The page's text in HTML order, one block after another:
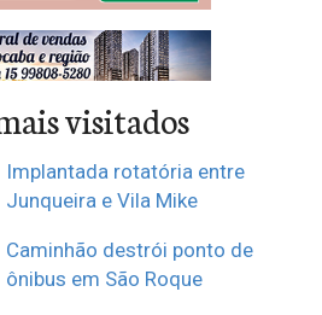
visitados
Implantada rotatória entre
Junqueira e Vila Mike
Caminhão destrói ponto de
ônibus em São Roque